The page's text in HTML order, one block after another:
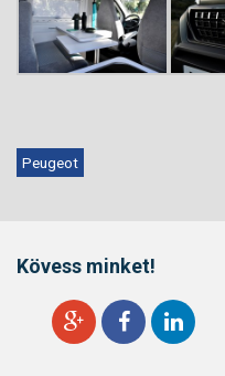
Peugeot
Kövess minket!